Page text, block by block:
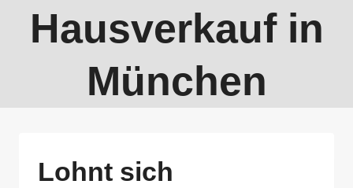
Hausverkauf in
München
Lohnt sich